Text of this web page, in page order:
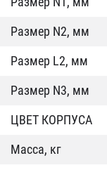
Размер N2, мм
Размер L2, мм
Размер N3, мм
ЦВЕТ КОРПУСА
Масса, кг